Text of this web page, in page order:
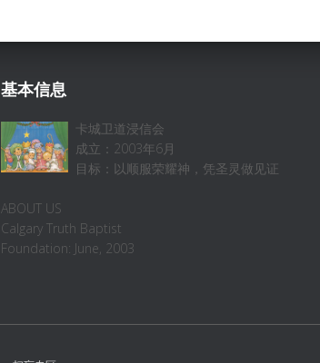
基本信息
卡城卫道浸信会
成立：2003年6月
目标：以顺服荣耀神，凭圣灵做见证
ABOUT US
Calgary Truth Baptist
Foundation: June, 2003